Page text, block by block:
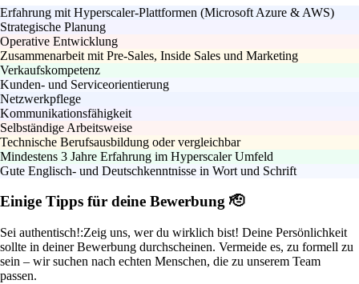
Erfahrung mit Hyperscaler-Plattformen (Microsoft Azure & AWS)
Strategische Planung
Operative Entwicklung
Zusammenarbeit mit Pre-Sales, Inside Sales und Marketing
Verkaufskompetenz
Kunden- und Serviceorientierung
Netzwerkpflege
Kommunikationsfähigkeit
Selbständige Arbeitsweise
Technische Berufsausbildung oder vergleichbar
Mindestens 3 Jahre Erfahrung im Hyperscaler Umfeld
Gute Englisch- und Deutschkenntnisse in Wort und Schrift
Einige Tipps für deine Bewerbung 🫡
Sei authentisch!:Zeig uns, wer du wirklich bist! Deine Persönlichkeit
sollte in deiner Bewerbung durchscheinen. Vermeide es, zu formell zu
sein – wir suchen nach echten Menschen, die zu unserem Team
passen.